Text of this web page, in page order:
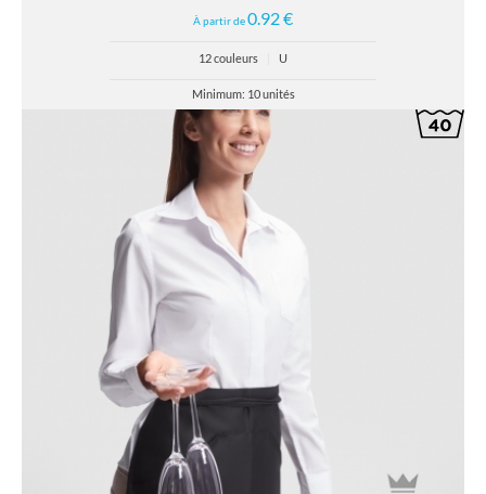
À partir de0.92 €
12 couleurs U
Minimum: 10 unités